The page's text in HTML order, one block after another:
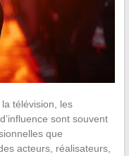
télévision, les
sont souvent
que
acteurs, réalisateurs,